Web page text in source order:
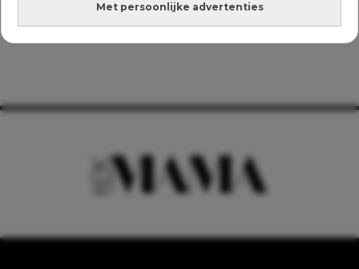
Met persoonlijke advertenties